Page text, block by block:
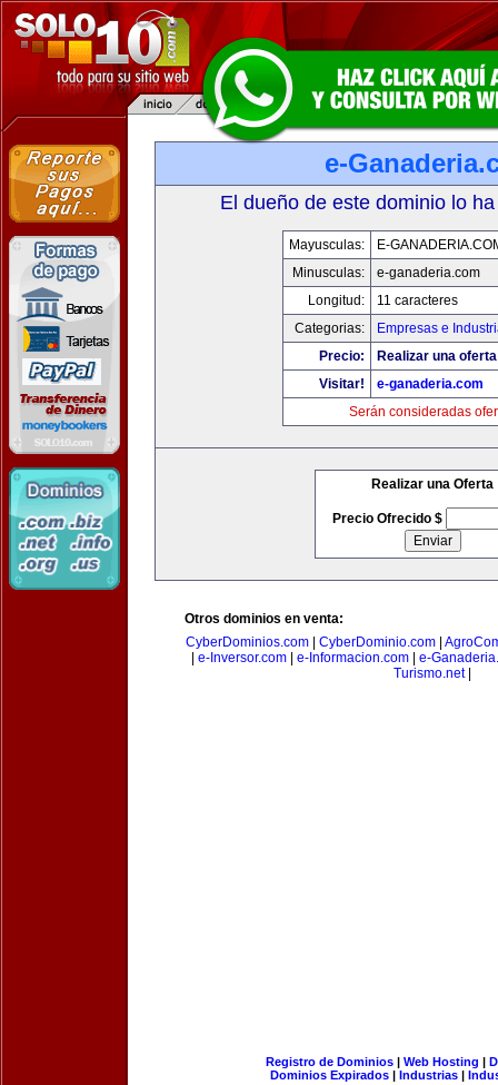
e-
El dueño de este dominio lo
Mayusculas:
E-
Minusculas:
e-ganaderia.com
Longitud:
11 caracteres
Categorias:
Empresas e
Precio:
Realizar una
Visitar!
e-ganaderia.com
Serán consideradas
Realizar una Oferta
Precio Ofrecido $
Otros dominios en venta:
CyberDominios.com| CyberDominio.com|
e-Inversor.com| e-Informacion.com| e-
Turismo.net|
Registro de Dominios| Web Hosting |
Dominios Expirados | Industrias |